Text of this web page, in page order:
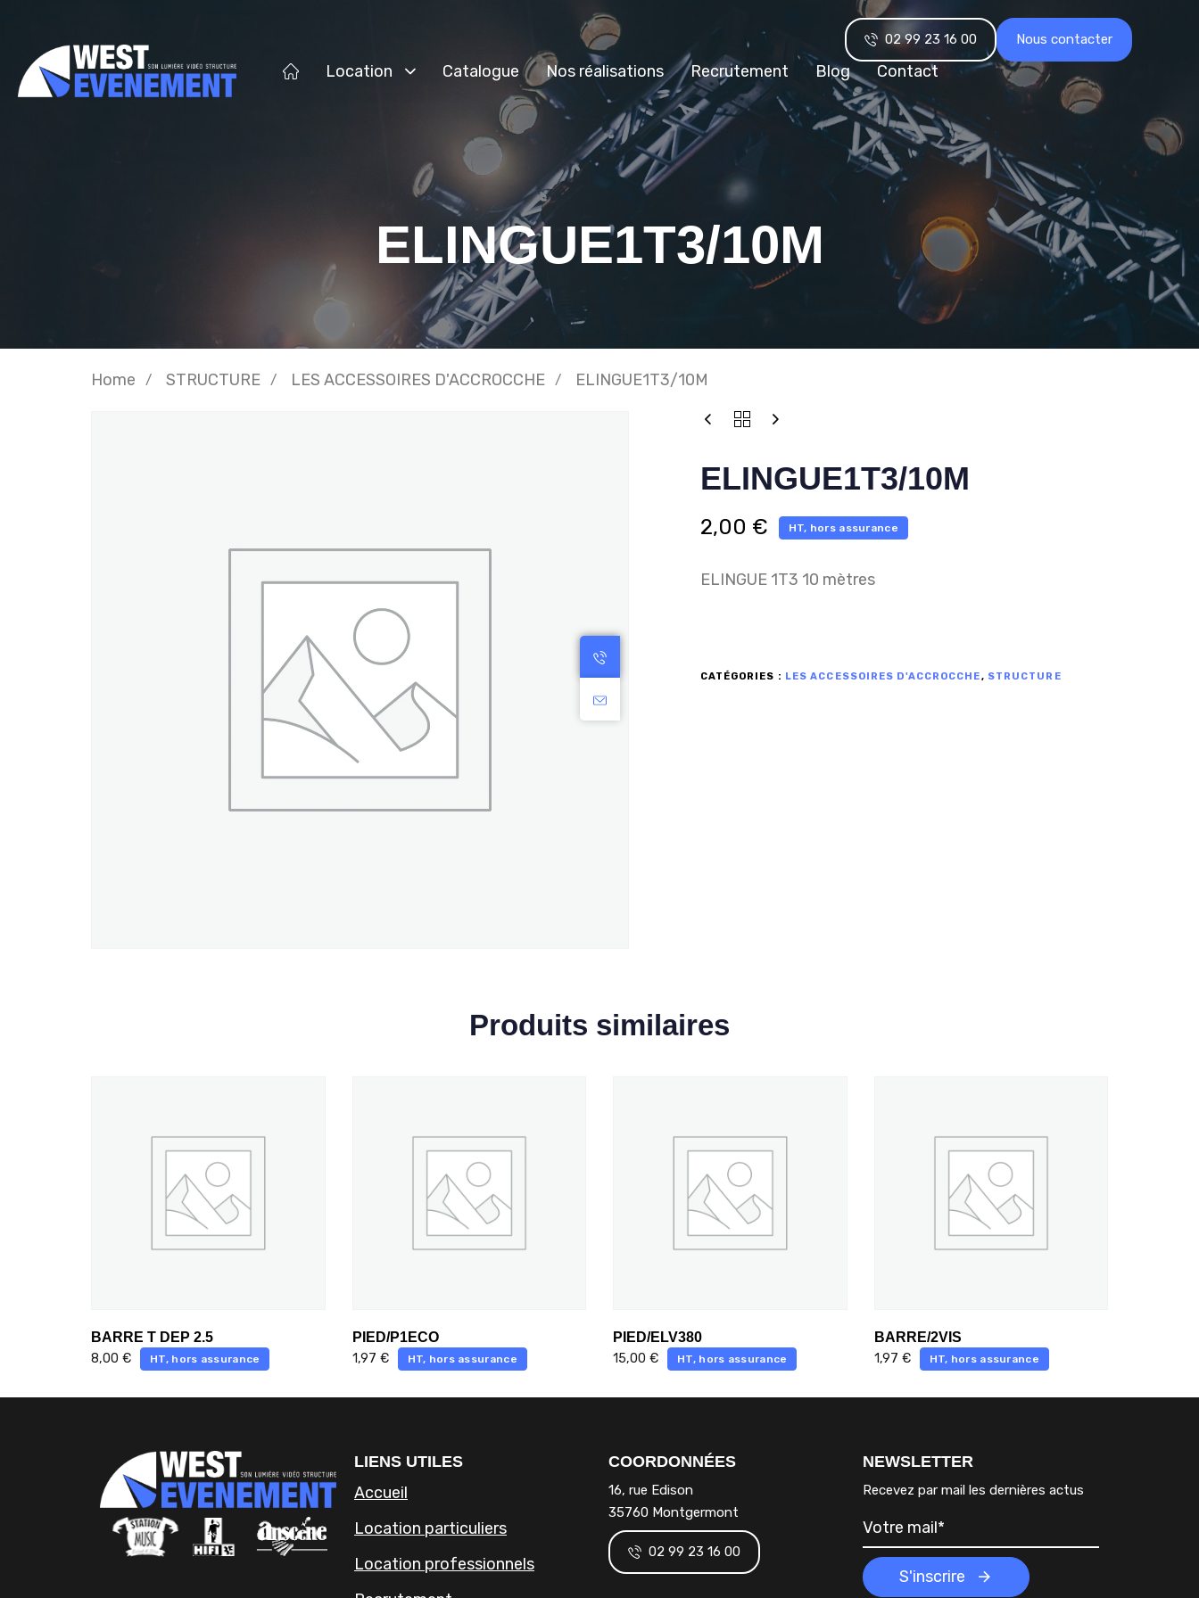
Location Catalogue Nos réalisations Recrutement Blog Contact
02 99 23 16 00 Nous contacter
ELINGUE1T3/10M
Home STRUCTURE LES ACCESSOIRES D'ACCROCCHE ELINGUE1T3/10M
ELINGUE1T3/10M
2,00 € HT, hors assurance
ELINGUE 1T3 10 mètres
CATÉGORIES : LES ACCESSOIRES D'ACCROCCHE, STRUCTURE
Produits similaires
BARRE T DEP 2.5
8,00 € HT, hors assurance
PIED/P1ECO
1,97 € HT, hors assurance
PIED/ELV380
15,00 € HT, hors assurance
BARRE/2VIS
1,97 € HT, hors assurance
LIENS UTILES
Accueil
Location particuliers
Location professionnels
COORDONNÉES
16, rue Edison
35760 Montgermont
02 99 23 16 00
NEWSLETTER
Recevez par mail les dernières actus
S'inscrire